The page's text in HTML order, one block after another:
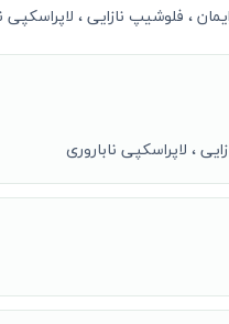
، فلوشیپ نازایی ، لاپراسکپی
، لاپراسکپی ناباروری